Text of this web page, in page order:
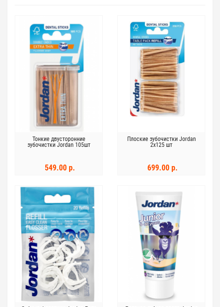
Тонкие двусторонние
зубочистки Jordan 105шт
549.00 р.
Плоские зубочистки Jordan
2x125 шт
699.00 р.